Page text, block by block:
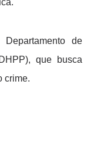
de
que busca
crime.